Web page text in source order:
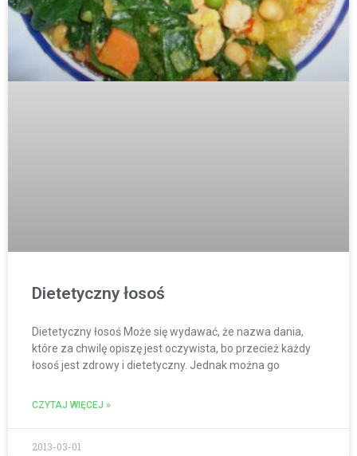
Dietetyczny łosoś
Dietetyczny łosoś Może się wydawać, że nazwa dania,
które za chwilę opiszę jest oczywista, bo przecież każdy
łosoś jest zdrowy i dietetyczny. Jednak można go
CZYTAJ WIĘCEJ »
2013-03-01